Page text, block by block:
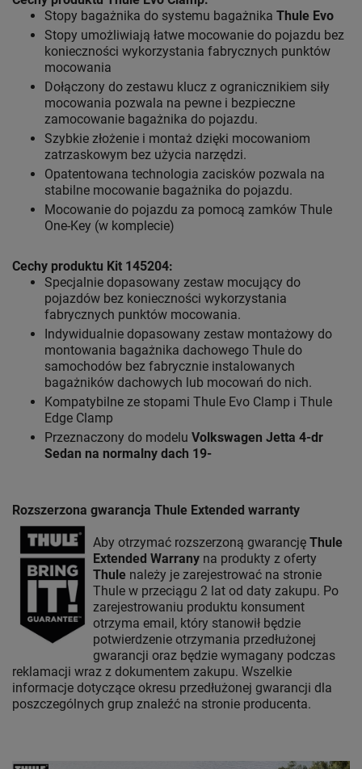
Stopy bagażnika do systemu bagażnika Thule Evo
Stopy umożliwiają łatwe mocowanie do pojazdu bez
konieczności wykorzystania fabrycznych punktów
mocowania
Dołączony do zestawu klucz z ogranicznikiem siły
mocowania pozwala na pewne i bezpieczne
zamocowanie bagażnika do pojazdu.
Szybkie złożenie i montaż dzięki mocowaniom
zatrzaskowym bez użycia narzędzi.
Opatentowana technologia zacisków pozwala na
stabilne mocowanie bagażnika do pojazdu.
Mocowanie do pojazdu za pomocą zamków Thule
One-Key (w komplecie)
Cechy produktu Kit 145204:
Specjalnie dopasowany zestaw mocujący do
pojazdów bez konieczności wykorzystania
fabrycznych punktów mocowania.
Indywidualnie dopasowany zestaw montażowy do
montowania bagażnika dachowego Thule do
samochodów bez fabrycznie instalowanych
bagażników dachowych lub mocowań do nich.
Kompatybilne ze stopami Thule Evo Clamp i Thule
Edge Clamp
Przeznaczony do modelu Volkswagen Jetta 4-dr
Sedan na normalny dach 19-
Rozszerzona gwarancja Thule Extended warranty
Aby otrzymać rozszerzoną gwarancję Thule
Extended Warrany na produkty z oferty
Thule należy je zarejestrować na stronie
Thule w przeciągu 2 lat od daty zakupu. Po
zarejestrowaniu produktu konsument
otrzyma email, który stanowił będzie
potwierdzenie otrzymania przedłużonej
gwarancji oraz będzie wymagany podczas
reklamacji wraz z dokumentem zakupu. Wszelkie
informacje dotyczące okresu przedłużonej gwarancji dla
poszczególnych grup znaleźć na stronie producenta.